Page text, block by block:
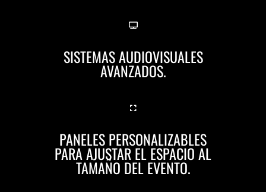
SISTEMAS AUDIOVISUALES
AVANZADOS.
PANELES PERSONALIZABLES
PARA AJUSTAR EL ESPACIO AL
TAMAÑO DEL EVENTO.